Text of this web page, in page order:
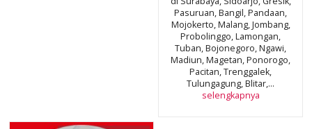
Pasuruan, Bangil, Pandaan,
Mojokerto, Malang, Jombang,
Probolinggo, Lamongan,
Tuban, Bojonegoro, Ngawi,
Madiun, Magetan, Ponorogo,
Pacitan, Trenggalek,
Tulungagung, Blitar,...
selengkapnya